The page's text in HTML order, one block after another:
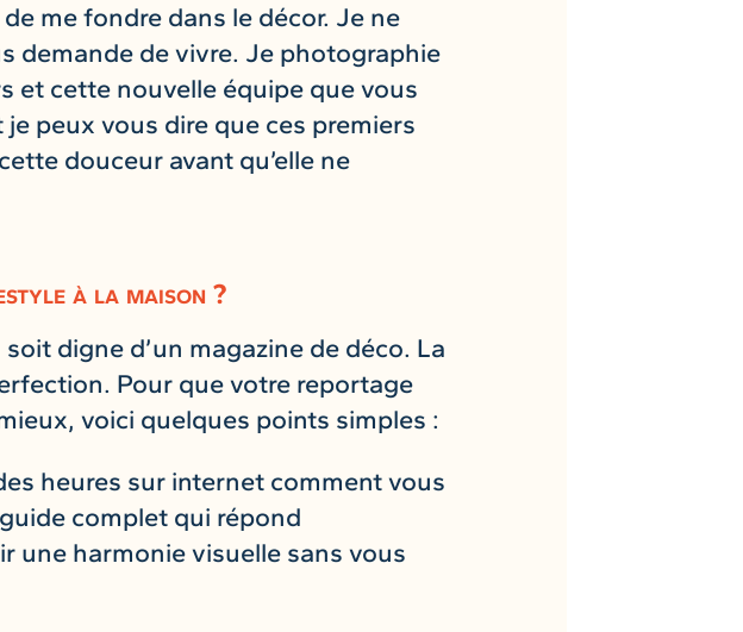
me fondre dans le décor. Je ne
demande de vivre. Je photographie
et cette nouvelle équipe que vous
peux vous dire que ces premiers
douceur avant qu’elle ne
à la maison ?
digne d’un magazine de déco. La
Pour que votre reportage
voici quelques points simples :
heures sur internet comment vous
complet qui répond
une harmonie visuelle sans vous